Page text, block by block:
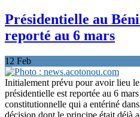
Présidentielle au
reporté au 6 mars
12 Feb
Initialement prévu pour avoir lieu
présidentielle est reportée au 6
constitutionnelle qui a entériné